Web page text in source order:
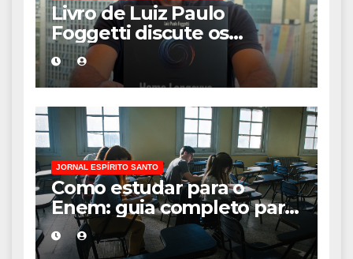
Livro de Luiz Paulo
Foggetti discute os
desafios de uma
sociedade onde viver até
aos 120 anos poderá ser
realidade
JORNAL ESPÍRITO SANTO
Como estudar para o
Enem: guia completo para
conquistar a vaga na
universidade